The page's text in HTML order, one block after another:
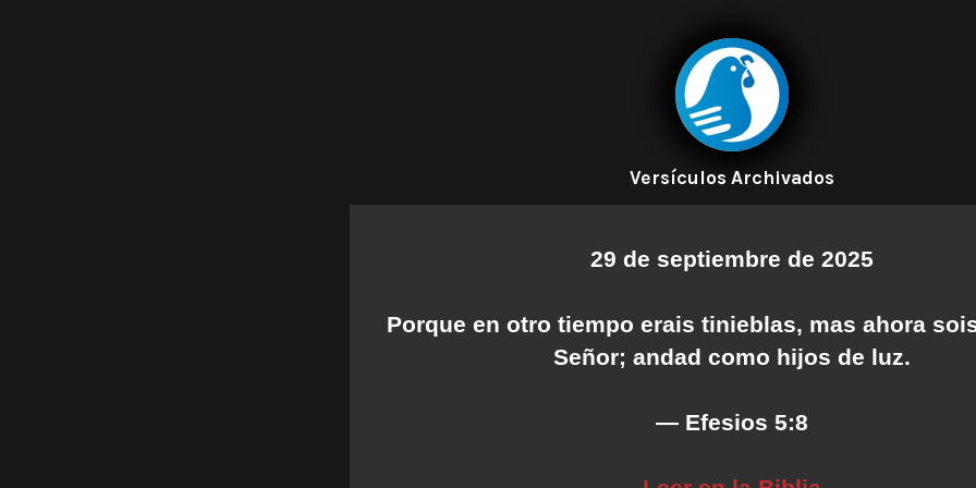
Versículos Archivados
29 de septiembre de 2025
Porque en otro tiempo erais tinieblas, mas ahora
Señor; andad como hijos de luz.
— Efesios 5:8